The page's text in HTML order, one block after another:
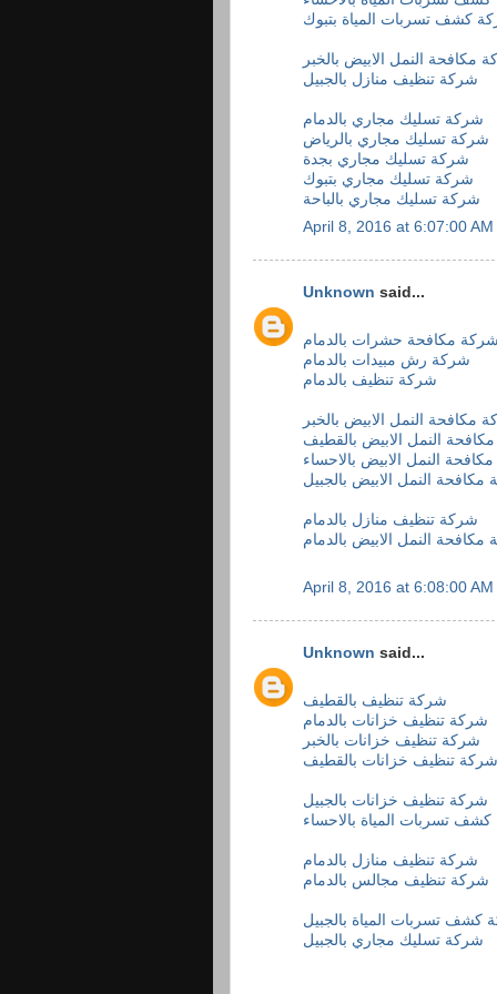
كشف تسربات المياة بتبوك
مكافحة النمل الابيض بالخبر
شركة تنظيف منازل بالجبيل
شركة تسليك مجاري بالدمام
شركة تسليك مجاري بالرياض
شركة تسليك مجاري بجدة
شركة تسليك مجاري بتبوك
شركة تسليك مجاري بالباحة
April 8, 2016 at 6:07:00 AM
Unknown said...
شركة مكافحة حشرات بالدمام
شركة رش مبيدات بالدمام
شركة تنظيف بالدمام
مكافحة النمل الابيض بالخبر
النمل الابيض بالقطيف
النمل الابيض بالاحساء
مكافحة النمل الابيض بالجبيل
شركة تنظيف منازل بالدمام
مكافحة النمل الابيض بالدمام
April 8, 2016 at 6:08:00 AM
Unknown said...
شركة تنظيف بالقطيف
شركة تنظيف خزانات بالدمام
شركة تنظيف خزانات بالخبر
شركة تنظيف خزانات بالقطيف
شركة تنظيف خزانات بالجبيل
تسربات المياة بالاحساء
شركة تنظيف منازل بالدمام
شركة تنظيف مجالس بالدمام
كشف تسربات المياة بالجبيل
شركة تسليك مجاري بالجبيل